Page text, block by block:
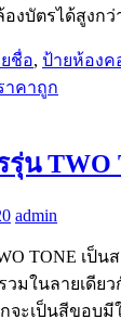
งบัตรได้สูงกว่
ชื่อ, ป้ายห้องค
าคาถูก
น TWO
admin
TONE เป็น
วมในลายเดีย
ะเป็นสีขอบมี